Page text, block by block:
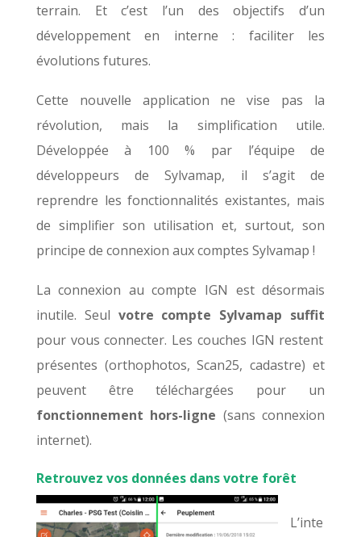
terrain. Et c’est l’un des objectifs d’un
développement en interne : faciliter les
évolutions futures.
Cette nouvelle application ne vise pas la
révolution, mais la simplification utile.
Développée à 100 % par l’équipe de
développeurs de Sylvamap, il s’agit de
reprendre les fonctionnalités existantes, mais
de simplifier son utilisation et, surtout, son
principe de connexion aux comptes Sylvamap !
La connexion au compte IGN est désormais
inutile. Seul votre compte Sylvamap suffit
pour vous connecter. Les couches IGN restent
présentes (orthophotos, Scan25, cadastre) et
peuvent être téléchargées pour un
fonctionnement hors-ligne (sans connexion
internet).
Retrouvez vos données dans votre forêt
L’inte